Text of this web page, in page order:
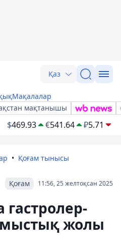
Қаз
Мақалалар
мақтанышы
$469.93 €541.64 ₽5.71
Қоғам тынысы
11:56, 25 желтоқсан 2025
Қоғам
жолы